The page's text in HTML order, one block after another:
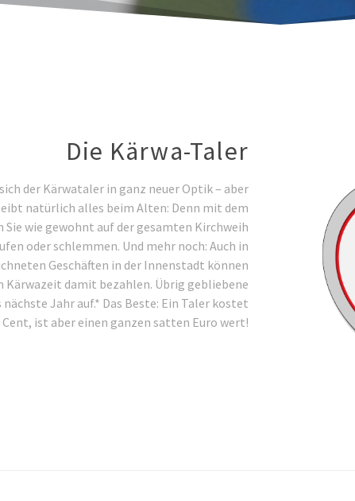
Die Kärwa-Taler
der Kärwataler in ganz neuer Optik – aber
natürlich alles beim Alten: Denn mit dem
Sie wie gewohnt auf der gesamten Kirchweih
oder schlemmen. Und mehr noch: Auch in
Geschäften in der Innenstadt können
Kärwazeit damit bezahlen. Übrig gebliebene
Jahr auf.* Das Beste: Ein Taler kostet
Cent, ist aber einen ganzen satten Euro wert!